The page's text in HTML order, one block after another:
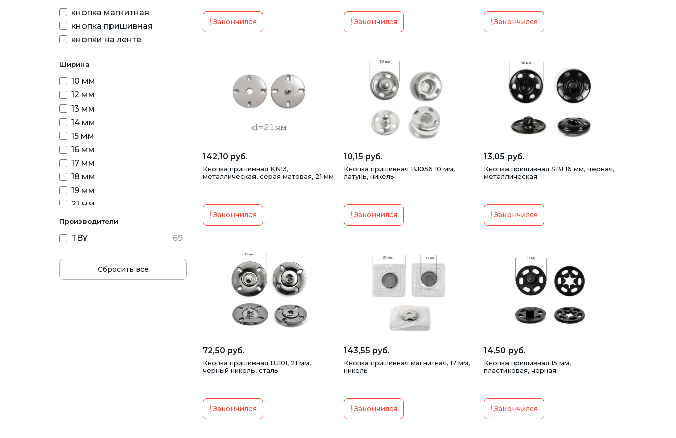
кнопка магнитная
кнопка пришивная
кнопки на ленте
Ширина
10 мм
12 мм
13 мм
14 мм
15 мм
16 мм
17 мм
18 мм
19 мм
21 мм
23 мм
7.5 мм
Производители
TBY 69
Сбросить всё
Закончился Закончился Закончился
142,10 руб.
Кнопка пришивная KN13,
металлическая, серая матовая, 21 мм
Закончился
10,15 руб.
Кнопка пришивная BJ056 10 мм,
латунь, никель
Закончился
13,05 руб.
Кнопка пришивная SBI 16 мм, черная,
металлическая
Закончился
72,50 руб.
Кнопка пришивная BJ101, 21 мм,
черный никель, сталь
Закончился
143,55 руб.
Кнопка пришивная магнитная, 17 мм,
никель
Закончился
14,50 руб.
Кнопка пришивная 15 мм,
пластиковая, черная
Закончился